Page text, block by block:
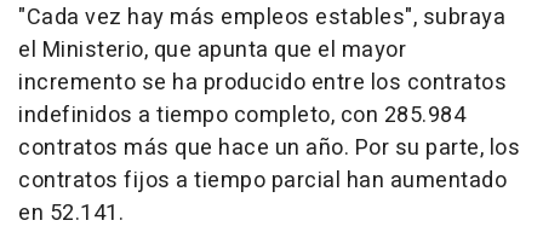
"Cada vez hay más empleos estables", subraya
el Ministerio, que apunta que el mayor
incremento se ha producido entre los contratos
indefinidos a tiempo completo, con 285.984
contratos más que hace un año. Por su parte, los
contratos fijos a tiempo parcial han aumentado
en 52.141.